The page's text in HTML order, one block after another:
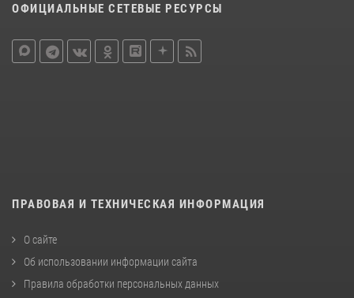
ОФИЦИАЛЬНЫЕ СЕТЕВЫЕ РЕСУРСЫ
ПРАВОВАЯ И ТЕХНИЧЕСКАЯ ИНФОРМАЦИЯ
О сайте
Об использовании информации сайта
Правила обработки персональных данных